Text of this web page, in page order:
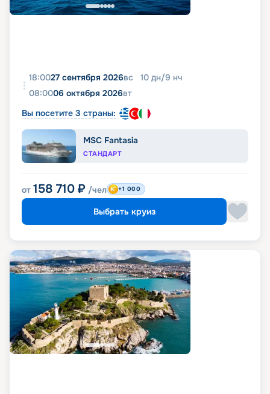
18:0027 сентября 2026вс 10 дн/9 нч
08:0006 октября 2026вт
Вы посетите 3 страны:
MSC Fantasia
СТАНДАРТ
от 158 710 ₽ /чел +1 000
Выбрать круиз